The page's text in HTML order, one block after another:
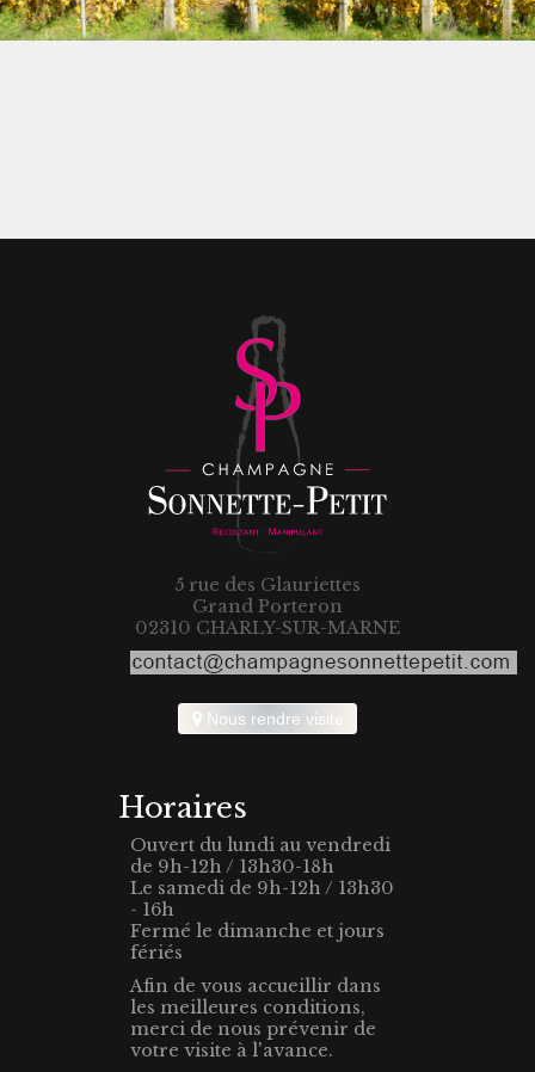
5 rue des Glauriettes
Grand Porteron
02310 CHARLY-SUR-MARNE
Nous rendre visite
Horaires
Ouvert du lundi au vendredi
de 9h-12h / 13h30-18h
Le samedi de 9h-12h / 13h30
- 16h
Fermé le dimanche et jours
fériés
Afin de vous accueillir dans
les meilleures conditions,
merci de nous prévenir de
votre visite à l'avance.